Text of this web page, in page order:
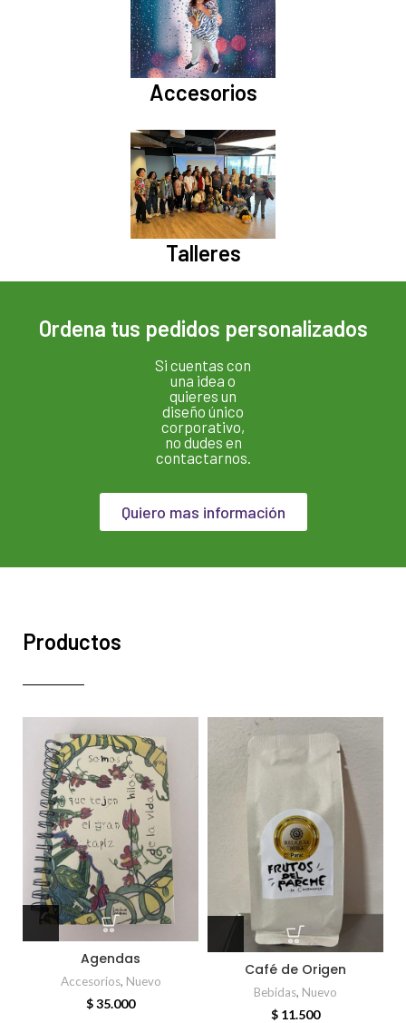
Accesorios
Talleres
Ordena tus pedidos personalizados
Si cuentas con
una idea o
quieres un
diseño único
corporativo,
no dudes en
contactarnos.
Quiero mas información
Productos
Agendas
Accesorios, Nuevo
$35.000
Café de Origen
Bebidas, Nuevo
$ 11.500